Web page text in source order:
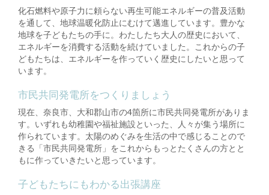
化石燃料や原子力に頼らない再生可能エネルギーの普及活動
を通して、地球温暖化防止にむけて邁進しています。豊かな
地球を子どもたちの手に。わたしたち大人の歴史において、
エネルギーを消費する活動を続けていました。これからの子
どもたちは、エネルギーを作っていく歴史にしたいと思って
います。
市民共同発電所をつくりましょう
現在、奈良市、大和郡山市の4箇所に市民共同発電所がありま
す。いずれも幼稚園や福祉施設といった、人々が集う場所に
作られています。太陽のめぐみを生活の中で感じることので
きる「市民共同発電所」をこれからもっとたくさんの方とと
もに作っていきたいと思っています。
子どもたちにもわかる出張講座